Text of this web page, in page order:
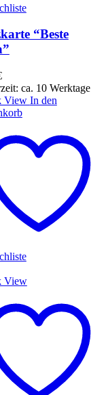
“Beste
ca. 10 Werktage
View In den
View